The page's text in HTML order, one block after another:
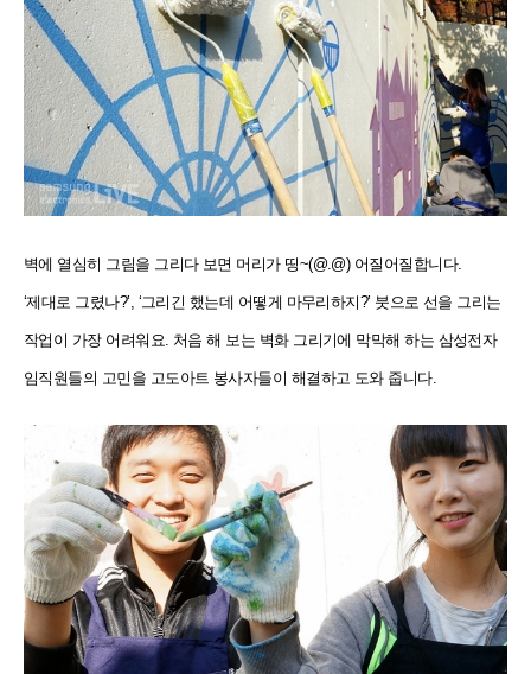
벽에 열심히 그림을 그리다 보면 머리가 띵~(@.@) 어질어질합니다.
‘제대로 그렸나?’, ‘그리긴 했는데 어떻게 마무리하지?’ 붓으로 선을 그리는
작업이 가장 어려워요. 처음 해 보는 벽화 그리기에 막막해 하는 삼성전자
임직원들의 고민을 고도아트 봉사자들이 해결하고 도와 줍니다.